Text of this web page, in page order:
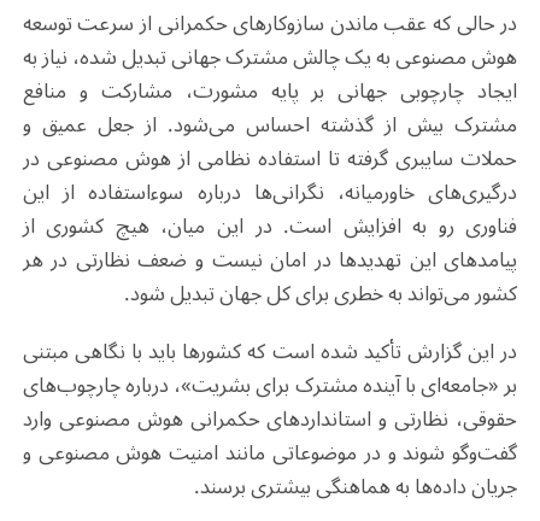
در حالی که عقب ماندن سازوکارهای حکمرانی از سرعت توسعه
هوش مصنوعی به یک چالش مشترک جهانی تبدیل شده، نیاز به
ایجاد چارچوبی جهانی بر پایه مشورت، مشارکت و منافع
مشترک بیش از گذشته احساس می‌شود. از جعل عمیق و
حملات سایبری گرفته تا استفاده نظامی از هوش مصنوعی در
درگیری‌های خاورمیانه، نگرانی‌ها درباره سوءاستفاده از این
فناوری رو به افزایش است. در این میان، هیچ کشوری از
پیامدهای این تهدیدها در امان نیست و ضعف نظارتی در هر
کشور می‌تواند به خطری برای کل جهان تبدیل شود.
در این گزارش تأکید شده است که کشورها باید با نگاهی مبتنی
بر «جامعه‌ای با آینده مشترک برای بشریت»، درباره چارچوب‌های
حقوقی، نظارتی و استانداردهای حکمرانی هوش مصنوعی وارد
گفت‌وگو شوند و در موضوعاتی مانند امنیت هوش مصنوعی و
جریان داده‌ها به هماهنگی بیشتری برسند.